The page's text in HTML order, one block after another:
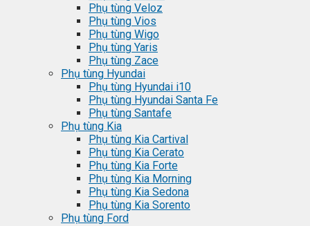
Phụ tùng Veloz
Phụ tùng Vios
Phụ tùng Wigo
Phụ tùng Yaris
Phụ tùng Zace
Phụ tùng Hyundai
Phụ tùng Hyundai i10
Phụ tùng Hyundai Santa Fe
Phụ tùng Santafe
Phụ tùng Kia
Phụ tùng Kia Cartival
Phụ tùng Kia Cerato
Phụ tùng Kia Forte
Phụ tùng Kia Morning
Phụ tùng Kia Sedona
Phụ tùng Kia Sorento
Phụ tùng Ford